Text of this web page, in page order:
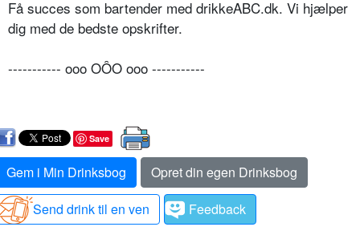
Få succes som bartender med drikkeABC.dk. Vi hjælper
dig med de bedste opskrifter.
----------- ooo OÔO ooo -----------
Save
Gem i Min Drinksbog
Opret din egen Drinksbog
Send drink til en ven
Feedback